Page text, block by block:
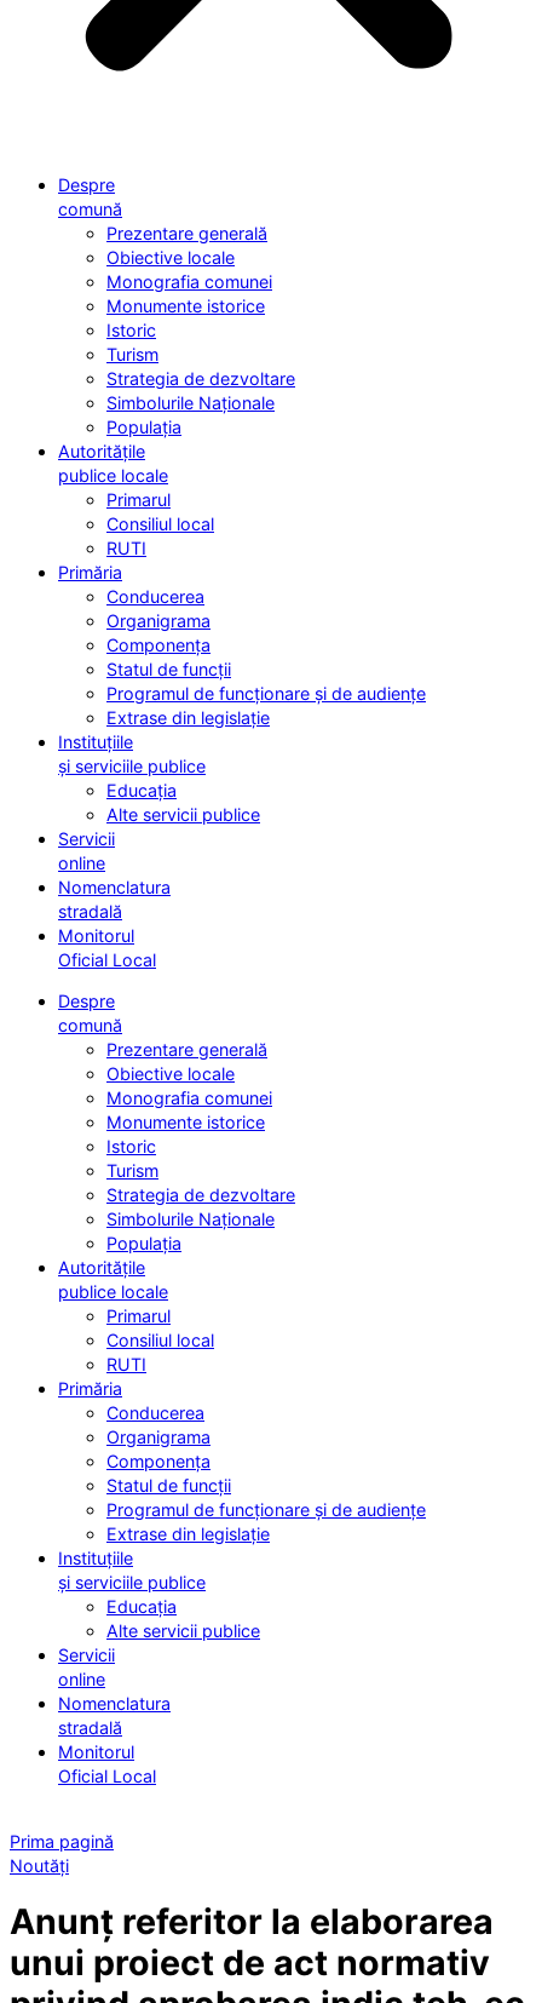
Despre
comună
Prezentare generală
Obiective locale
Monografia comunei
Monumente istorice
Istoric
Turism
Strategia de dezvoltare
Simbolurile Naționale
Populația
Autoritățile
publice locale
Primarul
Consiliul local
RUTI
Primăria
Conducerea
Organigrama
Componența
Statul de funcții
Programul de funcționare și de audiențe
Extrase din legislație
Instituțiile
și serviciile publice
Educația
Alte servicii publice
Servicii
online
Nomenclatura
stradală
Monitorul
Oficial Local
Despre
comună
Prezentare generală
Obiective locale
Monografia comunei
Monumente istorice
Istoric
Turism
Strategia de dezvoltare
Simbolurile Naționale
Populația
Autoritățile
publice locale
Primarul
Consiliul local
RUTI
Primăria
Conducerea
Organigrama
Componența
Statul de funcții
Programul de funcționare și de audiențe
Extrase din legislație
Instituțiile
și serviciile publice
Educația
Alte servicii publice
Servicii
online
Nomenclatura
stradală
Monitorul
Oficial Local
Prima pagină
Noutăți
Anunț referitor la elaborarea
unui proiect de act normativ